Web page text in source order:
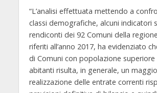
“L’analisi effettuata mettendo a
classi demografiche, alcuni indicatori
rendiconti dei 92 Comuni della
riferiti all’anno 2017, ha evidenziato
di Comuni con popolazione superiore
abitanti risulta, in generale, un
realizzazione delle entrate correnti